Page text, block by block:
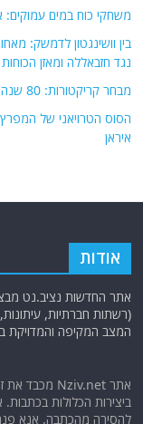
התאום החשאי בין
מה ידוע באמת?
משחקי כוח במים עמוקים:
בין וושינגטון לדמשק:
נגד חזבאללה ומאזן הכוחות
הסוס הטרויאני של
אודות
אתר החדשות נציב.נט
(רשתות חברתיות,
המצב המקיפה והמדויקת